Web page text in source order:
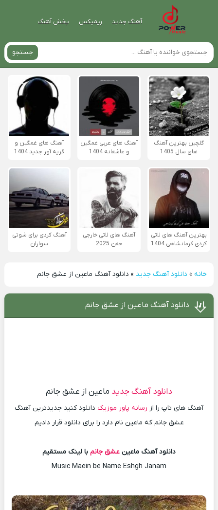
آهنگ جدید ریمیکس پخش آهنگ
جستجو
گلچین بهترین آهنگ
های سال 1405
آهنگ های عربی غمگین
و عاشقانه 1404
آهنگ های غمگین و
گریه آور جدید 1404
بهترین آهنگ های لاتی
کردی کرمانشاهی 1404
آهنگ های لاتی خارجی
خفن 2025
آهنگ کردی برای شوتی
سواران
خانه» دانلود آهنگ جدید » دانلود آهنگ ماعین از عشق جانم
دانلود آهنگ ماعین از عشق جانم
دانلود آهنگ جدید ماعین از عشق جانم
آهنگ های تاپ را از رسانه پاور موزیک دانلود کنید جدیدترین آهنگ
عشق جانم که ماعین نام دارد را برای دانلود قرار دادیم
دانلود آهنگ ماعین عشق جانم با لینک مستقیم
Music Maein be Name Eshgh Janam